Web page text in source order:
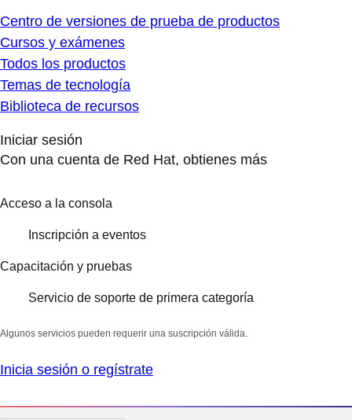
Centro de versiones de prueba de productos
Cursos y exámenes
Todos los productos
Temas de tecnología
Biblioteca de recursos
Iniciar sesión
Con una cuenta de Red Hat, obtienes más
Acceso a la consola
Inscripción a eventos
Capacitación y pruebas
Servicio de soporte de primera categoría
Algunos servicios pueden requerir una suscripción válida.
Inicia sesión o regístrate